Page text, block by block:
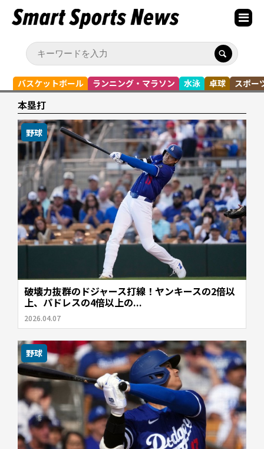
バスケットボール ランニング・マラソン 水泳 卓球 スポー
本塁打
野球
破壊力抜群のドジャース打線！ヤンキースの2倍以
上、パドレスの4倍以上の...
2026.04.07
野球